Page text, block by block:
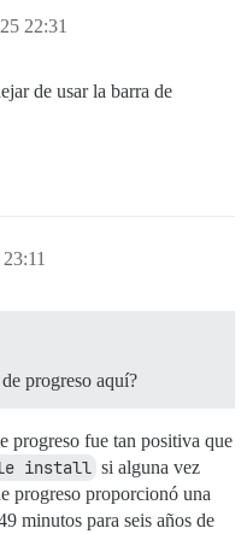
22:31
de usar la barra de
progreso aquí?
progreso fue tan positiva que
install si alguna vez
progreso proporcionó una
minutos para seis años de